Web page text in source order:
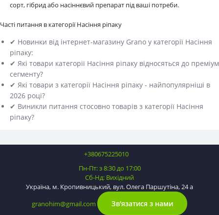
сорт, гібрид або насіннєвий препарат під ваші потреби.
Часті питання в категорії Насіння ріпаку
✔ Новинки від інтернет-магазину Grano у категорії Насіння
ріпаку:
✔ Які товари категорії Насіння ріпаку відносяться до преміум
сегменту?
✔ Які товари з категорії Насіння ріпаку - найпопулярніші в
2026 році?
✔ Виникли питання стосовно товарів з категорії Насіння
ріпаку?
+380675225010
Пн-Пт: з 8:30 до 17:00
Сб-Нд: Вихідний
Україна, м. Кропивницький, вул. Олега Паршутіна, 24 а
granohim@gmail.com
Зв'язатися з нами